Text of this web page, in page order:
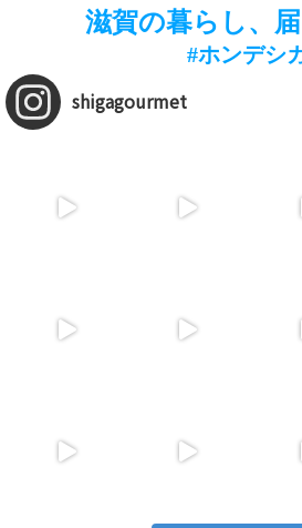
滋賀の暮らし、届
#ホンデシ
shigagourmet